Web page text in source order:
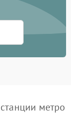
метро